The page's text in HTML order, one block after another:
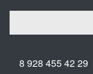
8 928 455 42 29